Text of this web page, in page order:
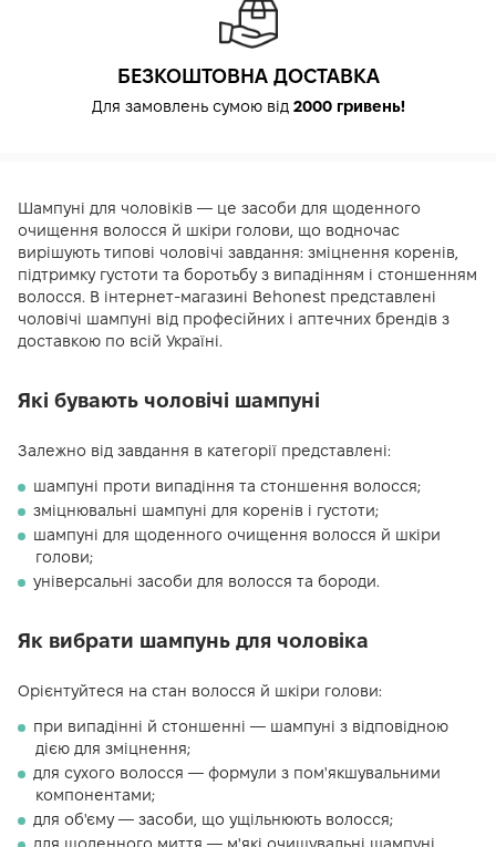
БЕЗКОШТОВНА ДОСТАВКА
Для замовлень сумою від 2000 гривень!
Шампуні для чоловіків — це засоби для щоденного
очищення волосся й шкіри голови, що водночас
вирішують типові чоловічі завдання: зміцнення коренів,
підтримку густоти та боротьбу з випадінням і стоншенням
волосся. В інтернет-магазині Behonest представлені
чоловічі шампуні від професійних і аптечних брендів з
доставкою по всій Україні.
Які бувають чоловічі шампуні
Залежно від завдання в категорії представлені:
шампуні проти випадіння та стоншення волосся;
зміцнювальні шампуні для коренів і густоти;
шампуні для щоденного очищення волосся й шкіри
голови;
універсальні засоби для волосся та бороди.
Як вибрати шампунь для чоловіка
Орієнтуйтеся на стан волосся й шкіри голови:
при випадінні й стоншенні — шампуні з відповідною
дією для зміцнення;
для сухого волосся — формули з пом'якшувальними
компонентами;
для об'єму — засоби, що ущільнюють волосся;